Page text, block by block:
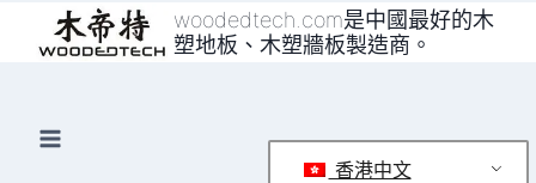
woodedtech.com是中國最好的木
塑地板、木塑牆板製造商。
香港中文